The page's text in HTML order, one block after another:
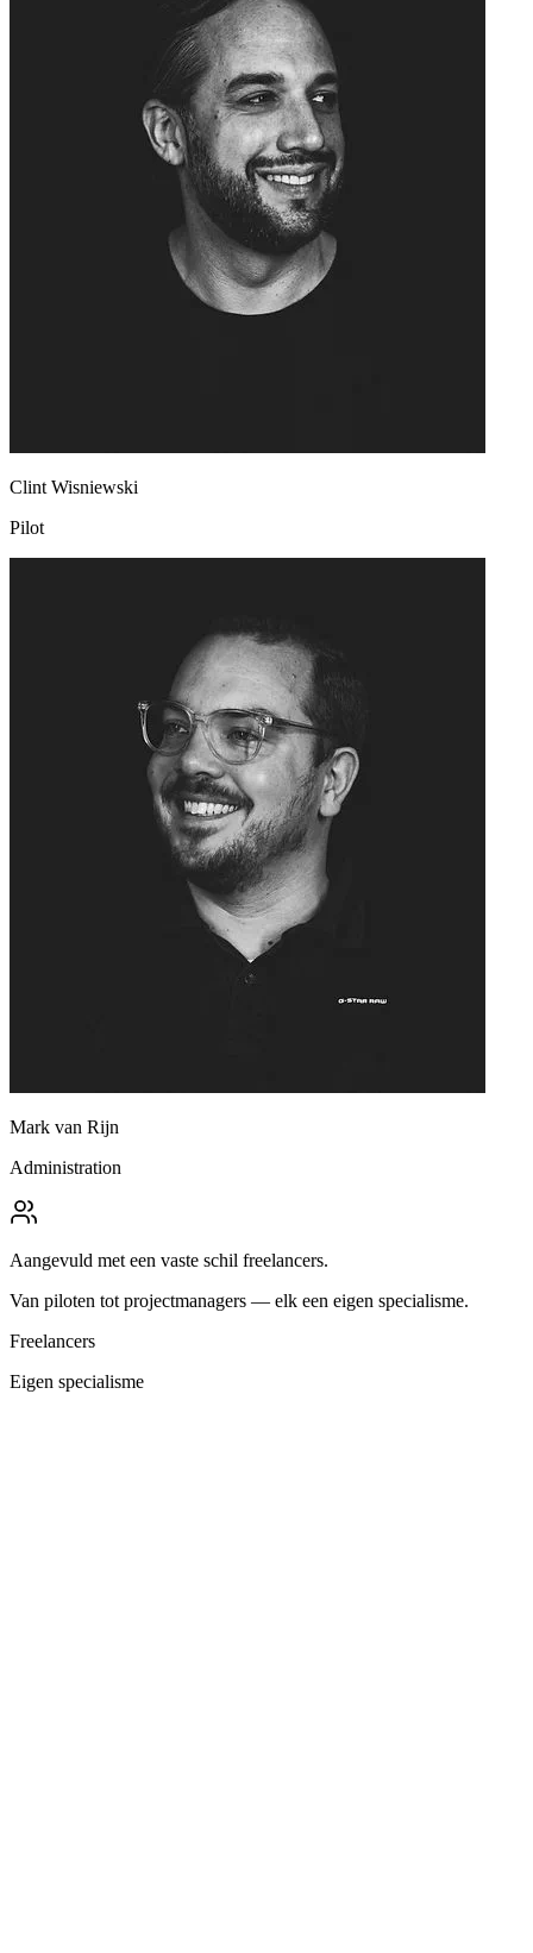
Clint Wisniewski
Pilot
Mark van Rijn
Administration
Aangevuld met een vaste schil freelancers.
Van piloten tot projectmanagers — elk een eigen specialisme.
Freelancers
Eigen specialisme